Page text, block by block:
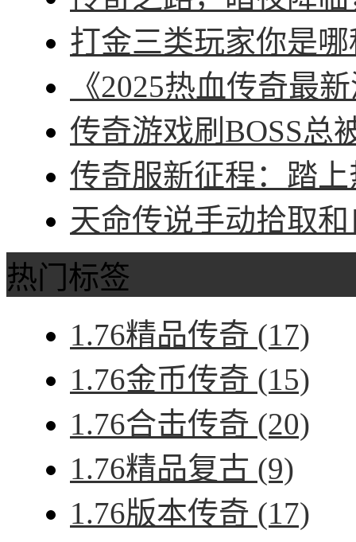
打金三类玩家你是
《2025热血传奇最
传奇游戏刷BOSS总
传奇服新征程：踏
天命传说手动拾取
热门标签
1.76精品传奇 (17)
1.76金币传奇 (15)
1.76合击传奇 (20)
1.76精品复古 (9)
1.76版本传奇 (17)